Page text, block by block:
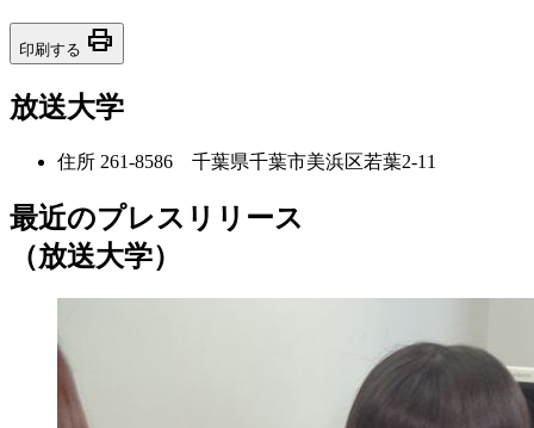
印刷する print
放送大学
住所 261-8586 千葉県千葉市美浜区若葉2-11
最近のプレスリリース
（放送大学）